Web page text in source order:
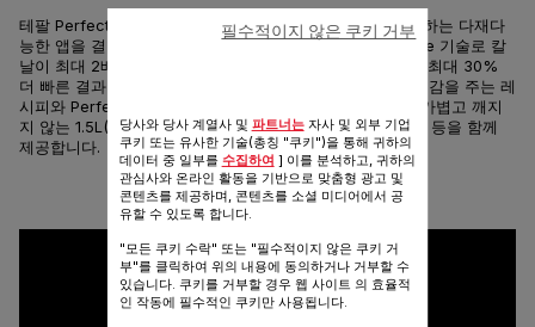
테팔 PerfectMix +는 강력한 블렌딩과 무한한 영감을 제공하는 다재다
능한 앱을 결합한 고속 블렌더입니다. 독점적인 Powelix Life 기술로 칼
날이 최대 2배 더 오래 지속되며*, 1200W의 강력한 모터로 최대 30%
더 빠른 결과를 제공합니다.** 무료 테팔 앱에서 150개의 영감을 주는 레
시피와 Perfect Mix 재료 조합 서비스 등을 발견해보세요. 가볍고 깨지
지 않는 1.5L(사용 가능 용량) 트라이탄 용기, 자동 프로그램 등을 함께
제공합니다.
공유 보내기
당사와 당사 계열사 및 파트너는자사 및 외부 기업
쿠키 또는 유사한 기술(총칭 "쿠키")을 통해 귀하의
데이터 중 일부를 수집하여 ] 이를 분석하고, 귀하의
관심사와 온라인 활동을 기반으로 맞춤형 광고 및
콘텐츠를 제공하며, 콘텐츠를 소셜 미디어에서 공
유할 수 있도록 합니다.
"모든 쿠키 수락" 또는 "필수적이지 않은 쿠키 거
부"를 클릭하여 위의 내용에 동의하거나 거부할 수
있습니다. 쿠키를 거부할 경우 웹 사이트 의 효율적
인 작동에 필수적인 쿠키만 사용됩니다.
필수적이지 않은 쿠키 거부